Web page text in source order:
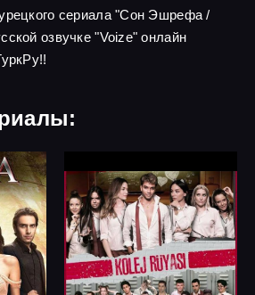
сериала "Сон Эшрефа /
озвучке "Voize" онлайн